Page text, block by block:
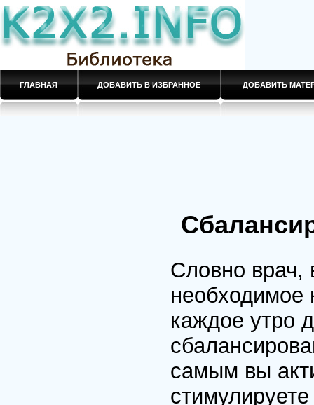
ГЛАВНАЯ ДОБАВИТЬ В ИЗБРАННОЕ ДОБАВИТЬ
Словно врач,
необходимое
каждое утро
самым вы